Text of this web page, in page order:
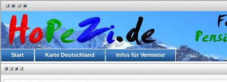
Start Karte Deutschland Infos für Vermieter